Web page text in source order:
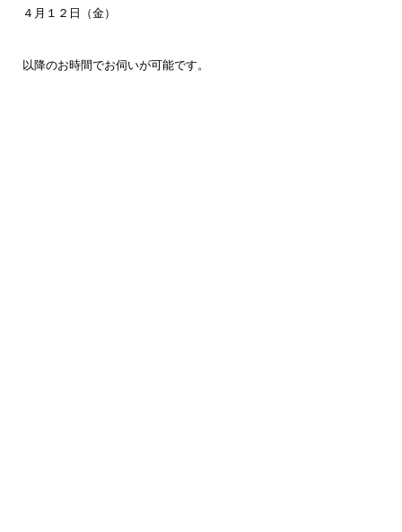
４月１２ 日（金）
以降のお時間でお伺いが可能です。